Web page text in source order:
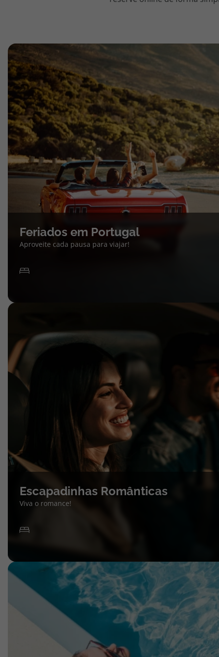
topatlantico@topatlantico.com
Feriados em Portugal
Aproveite cada pausa para viajar!
Escapadinhas Românticas
Viva o romance!